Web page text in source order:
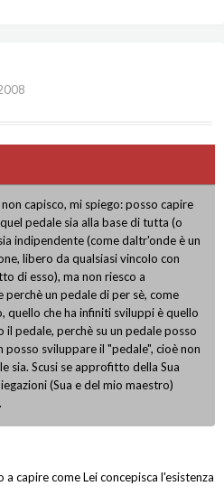
capisco, mi spiego: posso capire
pedale sia alla base di tutta (o
indipendente (come daltr'onde è un
libero da qualsiasi vincolo con
di esso), ma non riesco a
perchè un pedale di per sè, come
quello che ha infiniti sviluppi è quello
pedale, perchè su un pedale posso
posso sviluppare il "pedale", cioè non
sia. Scusi se approfitto della Sua
(Sua e del mio maestro)
capire come Lei concepisca l'esistenza